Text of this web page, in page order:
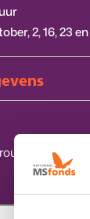
2, 16, 23